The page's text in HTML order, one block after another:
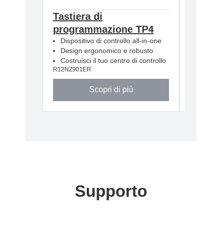
Tastiera di
programmazione TP4
Dispositivo di controllo all-in-one
Design ergonomico e robusto
Costruisci il tuo centro di controllo
R12NZ901ER
Scopri di più
Supporto